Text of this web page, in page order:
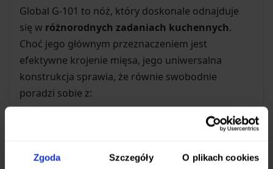
Zgoda Szczegóły O plikach cookies
Global G-101 to nóż, który doskonale odnajduje
się w różnorodnych zadaniach kuchennych.
Choć jego głównym przeznaczeniem jest
efektywne krojenie mięsa, jego uniwersalna
konstrukcja sprawia, że równie swobodnie
poradzi sobie z:
Szybkim i precyzyjnym siekaniem świeżych
Krojeniem warzyw w kostkę, plastry czy